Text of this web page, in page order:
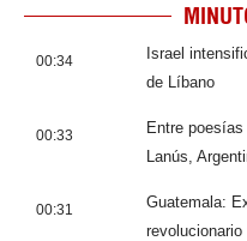
00:34
Israel
de Líbano
00:33
Entre
Lanús,
00:31
Guatemala:
revolucionario